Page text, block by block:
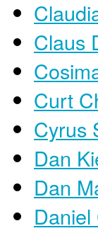
Claus
Curt
Cyrus
Dan
Dan
Daniel